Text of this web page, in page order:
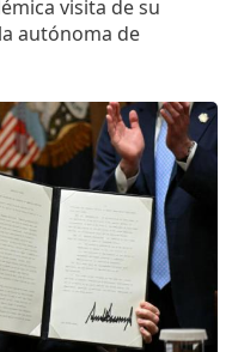
visita de su
autónoma de